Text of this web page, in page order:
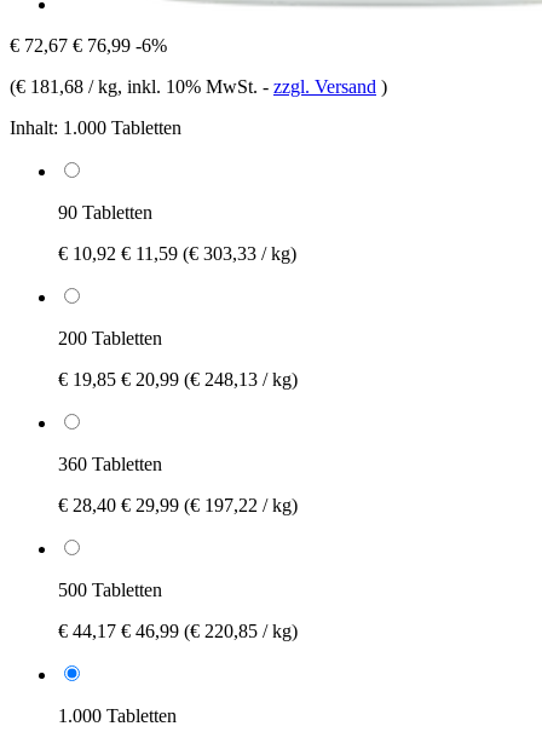
€ 72,67 € 76,99 -6%
(€ 181,68 / kg, inkl. 10% MwSt. - zzgl. Versand )
Inhalt: 1.000 Tabletten
90 Tabletten
€ 10,92 € 11,59 (€ 303,33 / kg)
200 Tabletten
€ 19,85 € 20,99 (€ 248,13 / kg)
360 Tabletten
€ 28,40 € 29,99 (€ 197,22 / kg)
500 Tabletten
€ 44,17 € 46,99 (€ 220,85 / kg)
1.000 Tabletten